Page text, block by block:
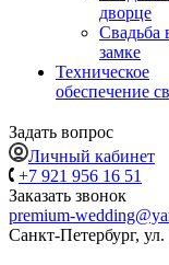
дворце
Свадьба
замке
Техническое
обеспечение
Задать вопрос
Личный кабинет
+7 921 956 16 51
Заказать звонок
premium-
Санкт-Петербург,